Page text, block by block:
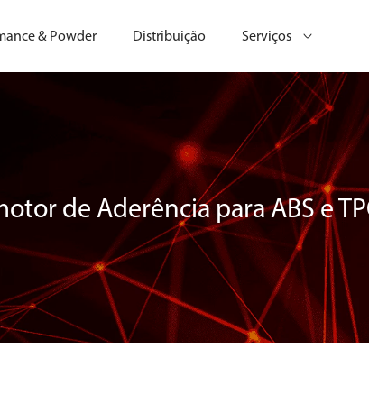
& Powder Distribuição Serviços
de Aderência para ABS e